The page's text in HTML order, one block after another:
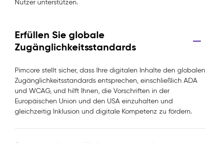
Nutzer unterstützen.
Erfüllen Sie globale
Zugänglichkeitsstandards
Pimcore stellt sicher, dass Ihre digitalen Inhalte den globalen
Zugänglichkeitsstandards entsprechen, einschließlich ADA
und WCAG, und hilft Ihnen, die Vorschriften in der
Europäischen Union und den USA einzuhalten und
gleichzeitig Inklusion und digitale Kompetenz zu fördern.